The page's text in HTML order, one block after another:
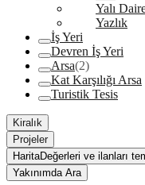
Yalı
Yazlık
İş Yeri
Devren İş Yeri
Arsa(2)
Kat Karşılığı Arsa
Turistik Tesis
Kiralık
Projeler
HaritaDeğerleri ve ilanları
Yakınımda Ara